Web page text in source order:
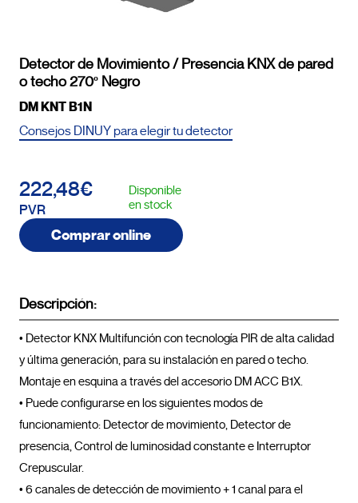
Detector de Movimiento / Presencia KNX de pared
o techo 270º Negro
DM KNT B1N
Consejos DINUY para elegir tu detector
222,48€
PVR
Disponible
en stock
Comprar online
Descripción:
• Detector KNX Multifunción con tecnología PIR de alta calidad
y última generación, para su instalación en pared o techo.
Montaje en esquina a través del accesorio DM ACC B1X.
• Puede configurarse en los siguientes modos de
funcionamiento: Detector de movimiento, Detector de
presencia, Control de luminosidad constante e Interruptor
Crepuscular.
• 6 canales de detección de movimiento + 1 canal para el